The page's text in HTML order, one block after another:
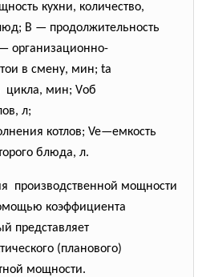
кухни, количество,
В — продолжительность
организационно-
в смену, мин; ta
цикла, мин; Vоб
л;
котлов; Ve—емкость
блюда, л.
производственной мощности
коэффициента
представляет
(планового)
мощности.